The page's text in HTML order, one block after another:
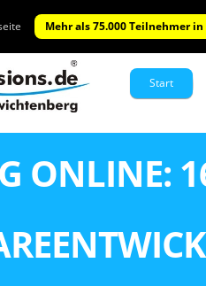
Mehr als 75.000 Teilnehmer in
Start
ONLINE: